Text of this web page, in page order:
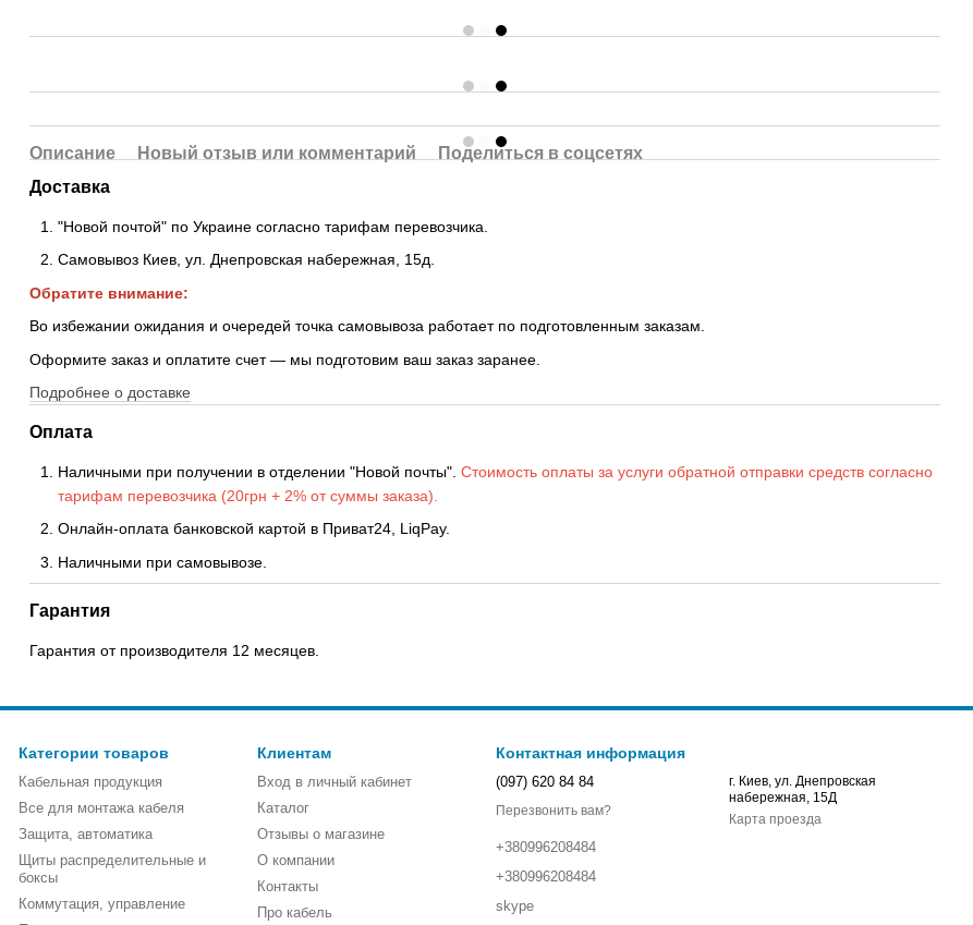
Описание Новый отзыв или комментарий
Поделиться в соцсетях
Доставка
"Новой почтой" по Украине согласно тарифам перевозчика.
Самовывоз Киев, ул. Днепровская набережная, 15д.
Обратите внимание:
Во избежании ожидания и очередей точка самовывоза работает по подготовленным заказам.
Оформите заказ и оплатите счет — мы подготовим ваш заказ заранее.
Подробнее о доставке
Оплата
Наличными при получении в отделении "Новой почты". Стоимость оплаты за услуги обратной отправки средств согласно
тарифам перевозчика (20грн + 2% от суммы заказа).
Онлайн-оплата банковской картой в Приват24, LiqPay.
Наличными при самовывозе.
Гарантия
Гарантия от производителя 12 месяцев.
Категории товаров
Кабельная продукция
Все для монтажа кабеля
Защита, автоматика
Щиты распределительные и
боксы
Коммутация, управление
Клиентам
Вход в личный кабинет
Каталог
Отзывы о магазине
О компании
Контакты
Про кабель
Контактная информация
(097) 620 84 84
Перезвонить вам?
+380996208484
+380996208484
skype
г. Киев, ул. Днепровская
набережная, 15Д
Карта проезда